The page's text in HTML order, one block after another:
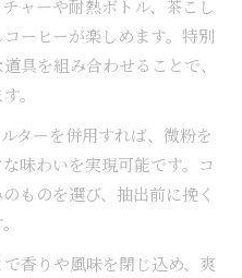
ャーや耐熱ボトル、茶こし
ーヒーが楽しめます。特別
具を組み合わせることで、
。
ターを併用すれば、微粉を
味わいを実現可能です。コ
ものを選び、抽出前に挽く
香りや風味を閉じ込め、爽